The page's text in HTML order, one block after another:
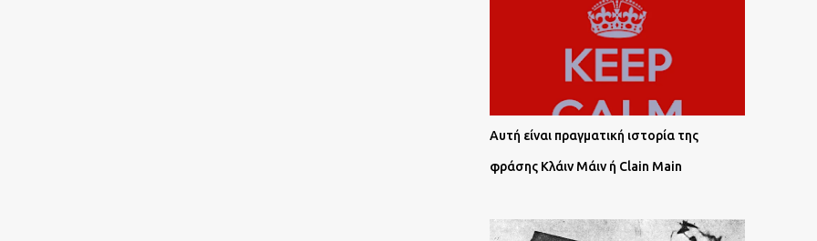
Αυτή είναι πραγματική ιστορία της
φράσης Κλάιν Μάιν ή Clain Main